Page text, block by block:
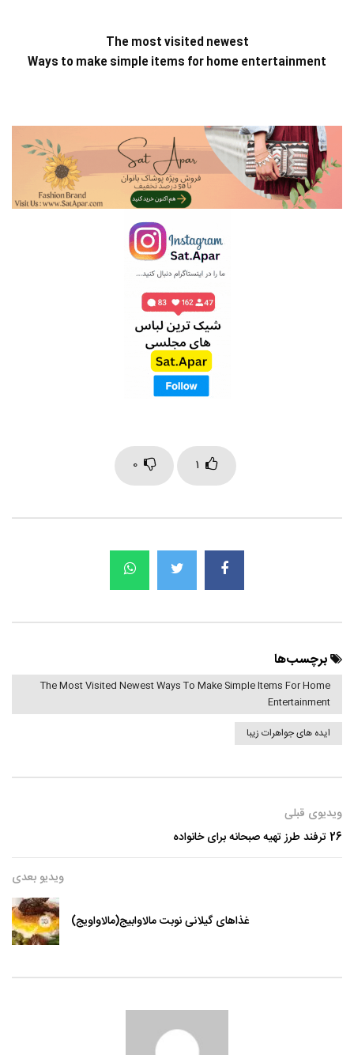
The most visited newest
Ways to make simple items for home entertainment
1
0
برچسب‌ها
The Most Visited Newest Ways To Make Simple Items For Home
Entertainment
ایده های جواهرات زیبا
ویدیوی قبلی
26 ترفند طرز تهیه صبحانه برای خانواده
ویدیو بعدی
غذاهای گیلانی نوبت مالاوابیج(مالاواویج)